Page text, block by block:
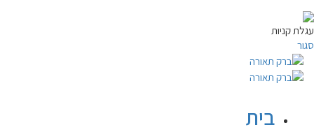
עגלת קניות
סגור
בית